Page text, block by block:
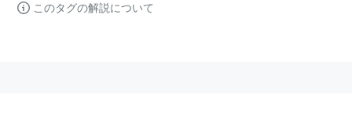
このタグの解説について